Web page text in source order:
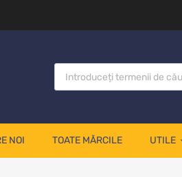
NOI TOATE MĂRCILE UTILE